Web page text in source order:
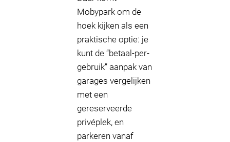
Mobypark om de
hoek kijken als een
praktische optie: je
kunt de “betaal-per-
gebruik” aanpak van
garages vergelijken
met een
gereserveerde
privéplek, en
parkeren vanaf